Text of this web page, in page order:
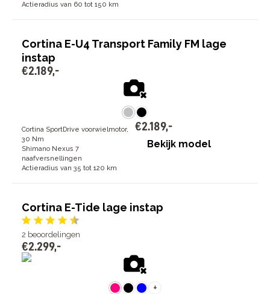
Actieradius van 60 tot 150 km
Cortina E-U4 Transport Family FM lage
instap
€2.189,-
Cortina SportDrive voorwielmotor,
30 Nm
Shimano Nexus 7
naafversnellingen
Actieradius van 35 tot 120 km
€2.189,-
Bekijk model
Cortina E-Tide lage instap
2 beoordelingen
€2.299,-
+